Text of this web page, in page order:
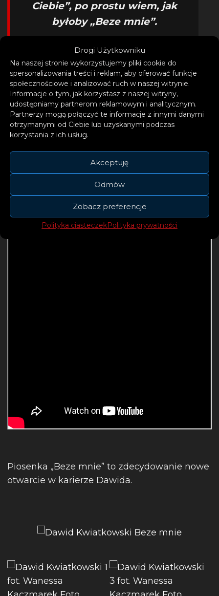
Drogi Użytkowniku
Na naszej stronie wykorzystujemy pliki cookie do
spersonalizowania treści i reklam, aby oferować funkcje
społecznościowe i analizować ruch w naszej witrynie.
Informacje o tym, jak korzystasz z naszej witryny,
udostępniamy partnerom reklamowym i analitycznym.
Partnerzy mogą połączyć te informacje z innymi danymi
otrzymanymi od Ciebie lub uzyskanymi podczas
korzystania z ich usług.
Akceptuję
Odmów
Zobacz preferencje
Polityka ciasteczekPolityka prywatności
Ciebie”, po prostu wiem, jak
byłoby „Beze mnie”.
– opowiada Dawid
Kwiatkowski.
Do piosenki powstał klip z gościnnym
udziałem Macieja Musiała.
Piosenka „Beze mnie” to zdecydowanie nowe
otwarcie w karierze Dawida.